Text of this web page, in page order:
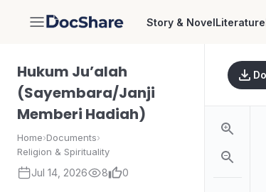
DocShare Story & NovelLiterature
Hukum Ju’alah
(Sayembara/Janji
Memberi Hadiah)
Home›Documents›
Religion & Spirituality
Jul 14, 2026 8 0